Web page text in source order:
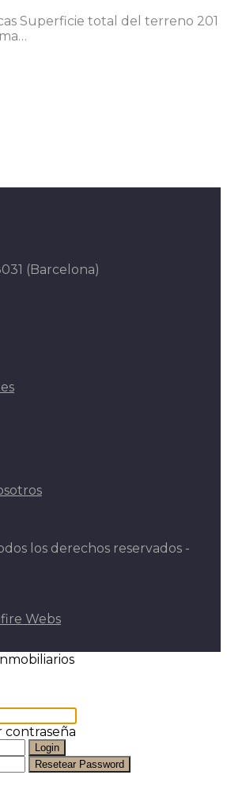
Superficie total del terreno 201
(Barcelona)
los derechos reservados -
Webs
contraseña
Login
Resetear Password